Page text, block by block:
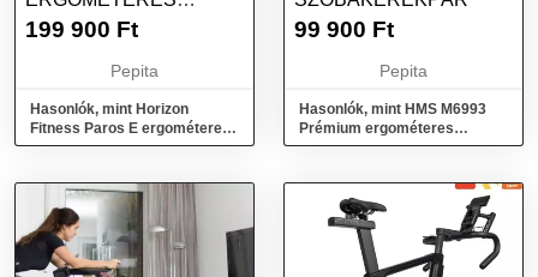
SZOBAKERÉKPÁR
199 900 Ft
Pepita
Hasonlók, mint Horizon
Fitness Paros E ergométeres
szobakerékpár
99 900 Ft
Pepita
Hasonlók, mint HMS M6993
Prémium ergométeres
szobakerékpár